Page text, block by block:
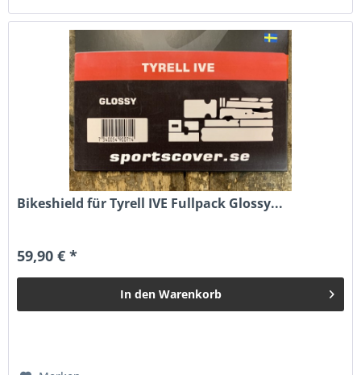
Bikeshield für Tyrell IVE Fullpack Glossy...
59,90 € *
In den Warenkorb